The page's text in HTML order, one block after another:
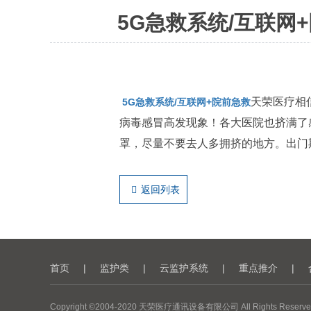
5G急救系统/互联网
5G急救系统/互联网+院前急救天荣医疗相
病毒感冒高发现象！各大医院也挤满
罩，尽量不要去人多拥挤的地方。出
返回列表
首页 | 监护类 | 云监护系统 | 重点推介 |
Copyright ©2004-2020 天荣医疗通讯设备有限公司 All Rights